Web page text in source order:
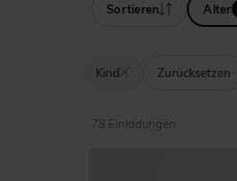
Sortieren Alter
Kind Zurücksetzen
78 Einladungen